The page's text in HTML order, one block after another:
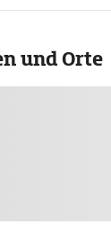
und Orte